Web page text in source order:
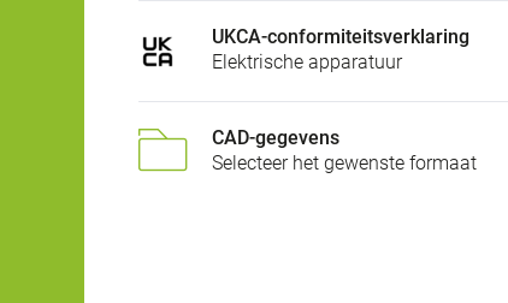
UKCA-conformiteitsverklaring
Elektrische apparatuur
CAD-gegevens
Selecteer het gewenste formaat